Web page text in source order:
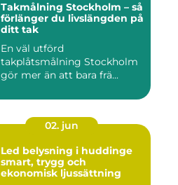
Takmålning Stockholm – så
förlänger du livslängden på
ditt tak
En väl utförd
takplåtsmålning Stockholm
gör mer än att bara frä...
02. jun
Led belysning i huddinge
smart, trygg och
ekonomisk ljussättning